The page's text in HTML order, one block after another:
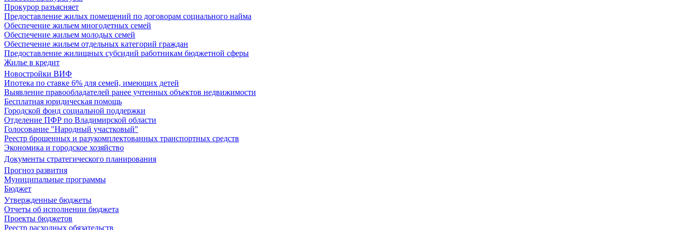
Прокурор разъясняет
Предоставление жилых помещений по договорам социального найма
Обеспечение жильем многодетных семей
Обеспечение жильем молодых семей
Обеспечение жильем отдельных категорий граждан
Предоставление жилищных субсидий работникам бюджетной сферы
Жилье в кредит
Новостройки ВИФ
Ипотека по ставке 6% для семей, имеющих детей
Выявление правообладателей ранее учтенных объектов недвижимости
Бесплатная юридическая помощь
Городской фонд социальной поддержки
Отделение ПФР по Владимирской области
Голосование "Народный участковый"
Реестр брошенных и разукомплектованных транспортных средств
Экономика и городское хозяйство
Документы стратегического планирования
Прогноз развития
Муниципальные программы
Бюджет
Утвержденные бюджеты
Отчеты об исполнении бюджета
Проекты бюджетов
Реестр расходных обязательств